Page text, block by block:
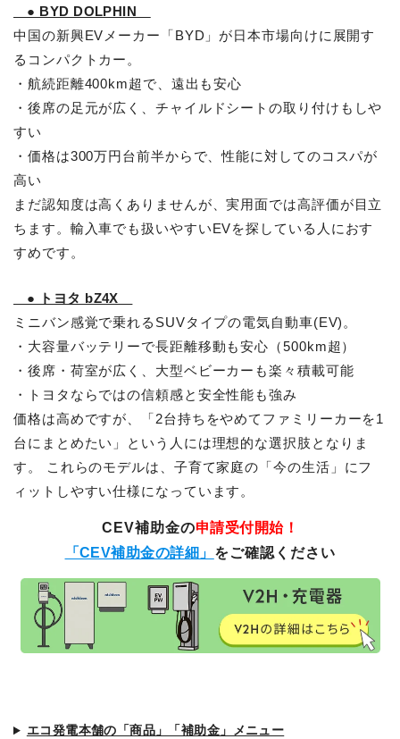
● BYD DOLPHIN
中国の新興EVメーカー「BYD」が日本市場向けに展開す
るコンパクトカー。
・航続距離400km超で、遠出も安心
・後席の足元が広く、チャイルドシートの取り付けもしや
すい
・価格は300万円台前半からで、性能に対してのコスパが
高い
まだ認知度は高くありませんが、実用面では高評価が目立
ちます。輸入車でも扱いやすいEVを探している人におす
すめです。
● トヨタ bZ4X
ミニバン感覚で乗れるSUVタイプの電気自動車(EV)。
・大容量バッテリーで長距離移動も安心（500km超）
・後席・荷室が広く、大型ベビーカーも楽々積載可能
・トヨタならではの信頼感と安全性能も強み
価格は高めですが、「2台持ちをやめてファミリーカーを1
台にまとめたい」という人には理想的な選択肢となりま
す。 これらのモデルは、子育て家庭の「今の生活」にフ
ィットしやすい仕様になっています。
CEV補助金の申請受付開始！
「CEV補助金の詳細」 をご確認ください
エコ発電本舗の「商品」「補助金」メニュー